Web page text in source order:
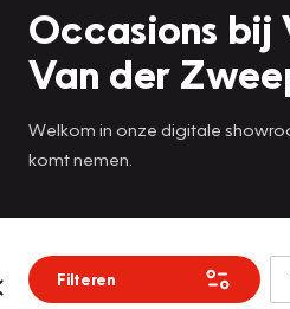
Occasions bij
Van der
Welkom in onze digitale
komt nemen.
Filteren